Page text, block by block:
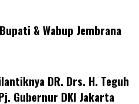
& Wabup Jembrana
DR. Drs. H. Teguh
Gubernur DKI Jakarta